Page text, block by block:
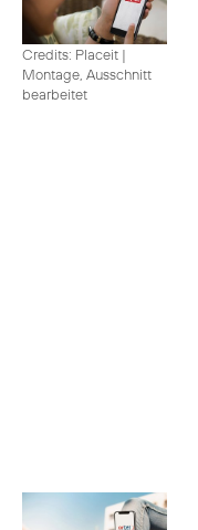
Credits: Placeit |
Montage, Ausschnitt
bearbeitet